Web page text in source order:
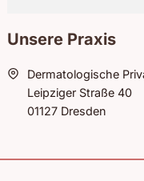
Unsere Praxis
Dermatologische
Leipziger Straße 40
01127 Dresden